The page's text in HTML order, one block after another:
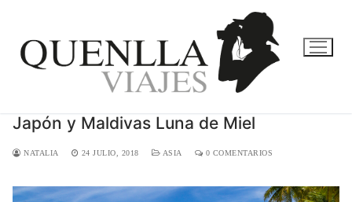
contenido
Japón y Maldivas Luna de Miel
NATALIA 24 JULIO, 2018 ASIA 0 COMENTARIOS